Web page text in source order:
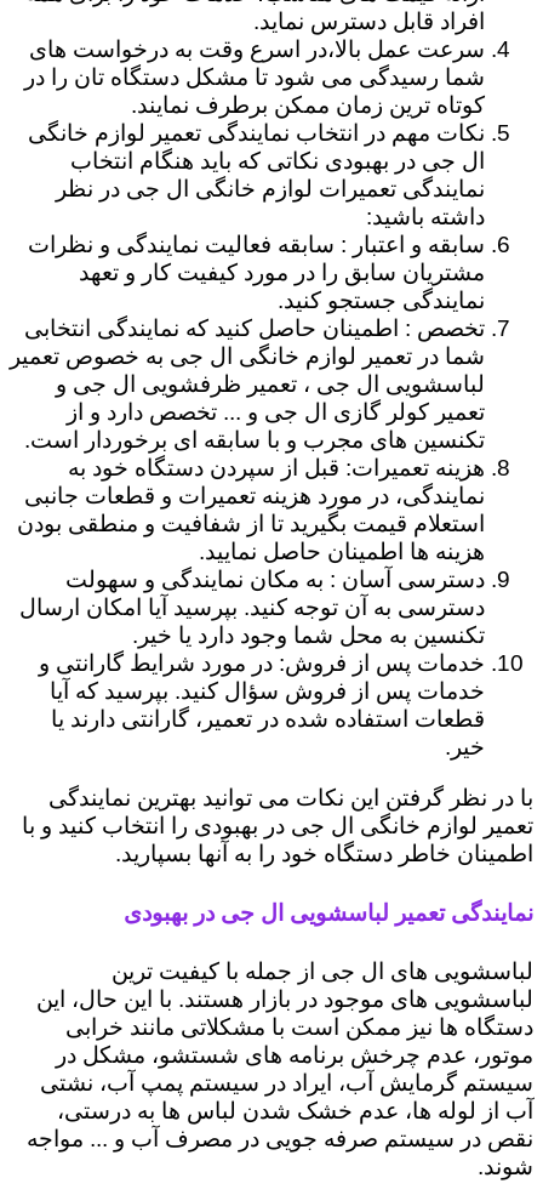
افراد قابل دسترس نماید.
سرعت عمل بالا،در اسرع وقت به درخواست های
شما رسیدگی می شود تا مشکل دستگاه تان را در
کوتاه ترین زمان ممکن برطرف نمایند.
نکات مهم در انتخاب نمایندگی تعمیر لوازم خانگی
ال جی در بهبودی نکاتی که باید هنگام انتخاب
نمایندگی تعمیرات لوازم خانگی ال جی در نظر
داشته باشید:
سابقه و اعتبار : سابقه فعالیت نمایندگی و نظرات
مشتریان سابق را در مورد کیفیت کار و تعهد
نمایندگی جستجو کنید.
تخصص : اطمینان حاصل کنید که نمایندگی انتخابی
شما در تعمیر لوازم خانگی ال جی به خصوص تعمیر
لباسشویی ال جی ، تعمیر ظرفشویی ال جی و
تعمیر کولر گازی ال جی و ... تخصص دارد و از
تکنسین های مجرب و با سابقه ای برخوردار است.
هزینه تعمیرات: قبل از سپردن دستگاه خود به
نمایندگی، در مورد هزینه تعمیرات و قطعات جانبی
استعلام قیمت بگیرید تا از شفافیت و منطقی بودن
هزینه ها اطمینان حاصل نمایید.
دسترسی آسان : به مکان نمایندگی و سهولت
دسترسی به آن توجه کنید. بپرسید آیا امکان ارسال
تکنسین به محل شما وجود دارد یا خیر.
خدمات پس از فروش: در مورد شرایط گارانتی و
خدمات پس از فروش سؤال کنید. بپرسید که آیا
قطعات استفاده شده در تعمیر، گارانتی دارند یا
خیر.
با در نظر گرفتن این نکات می توانید بهترین نمایندگی
تعمیر لوازم خانگی ال جی در بهبودی را انتخاب کنید و با
اطمینان خاطر دستگاه خود را به آنها بسپارید.
نمایندگی تعمیر لباسشویی ال جی در بهبودی
لباسشویی های ال جی از جمله با کیفیت ترین
لباسشویی های موجود در بازار هستند. با این حال، این
دستگاه ها نیز ممکن است با مشکلاتی مانند خرابی
موتور، عدم چرخش برنامه های شستشو، مشکل در
سیستم گرمایش آب، ایراد در سیستم پمپ آب، نشتی
آب از لوله ها، عدم خشک شدن لباس ها به درستی،
نقص در سیستم صرفه جویی در مصرف آب و ... مواجه
شوند.